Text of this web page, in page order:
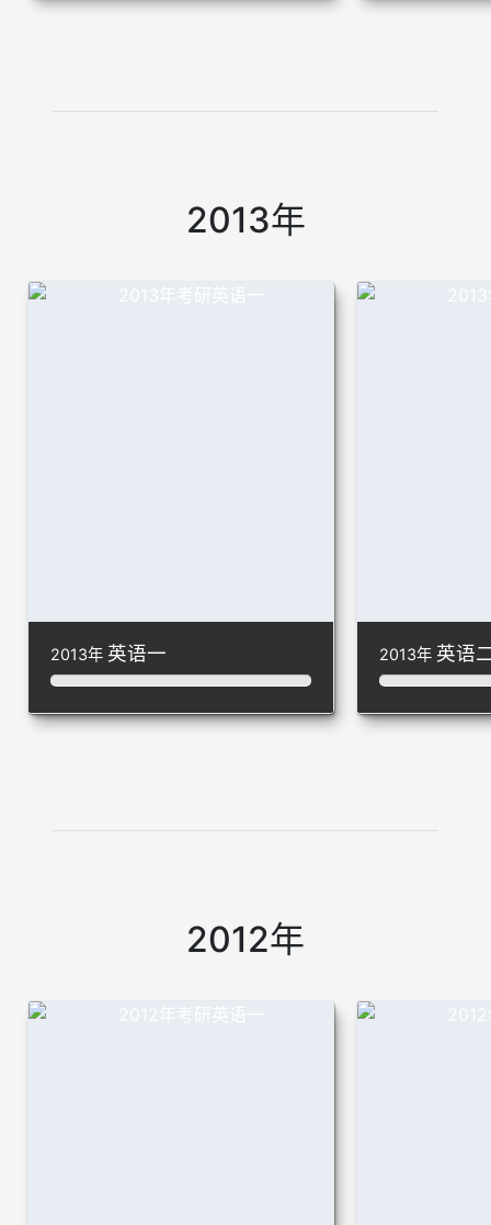
2013年
2013年 英语一 2013年 英语
2012年